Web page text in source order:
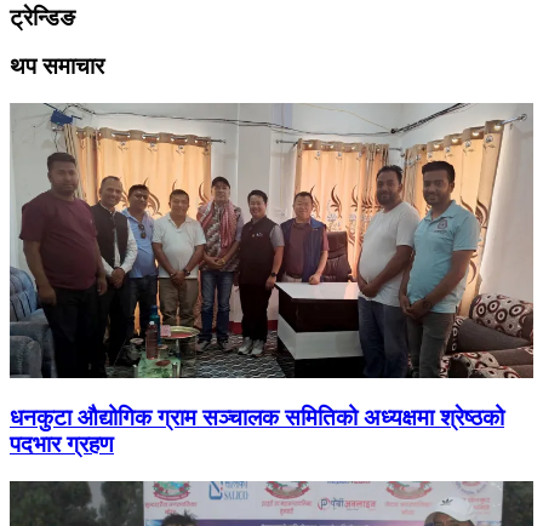
ट्रेन्डिङ
थप समाचार
धनकुटा औद्योगिक ग्राम सञ्चालक समितिको अध्यक्षमा श्रेष्ठको
पदभार ग्रहण